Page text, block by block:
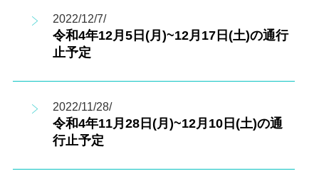
2022/12/7/
令和4年12月5日(月)~12月17日(土)の通行
止予定
2022/11/28/
令和4年11月28日(月)~12月10日(土)の通
行止予定